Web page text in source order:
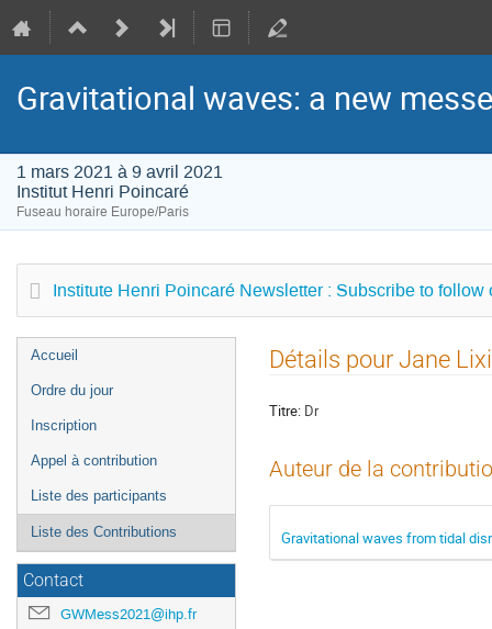
Gravitational waves: a new
1 mars 2021 à 9 avril 2021
Institut Henri Poincaré
Fuseau horaire Europe/Paris
Institute Henri Poincaré Newsletter : Subscribe to follow
Menu
de
Accueil
Ordre du jour
Inscription
Appel à contribution
Liste des participants
Liste des Contributions
Contact
GWMess2021@ihp.fr
Détails pour Jane
Titre: Dr
Auteur de la
Gravitational waves from tidal